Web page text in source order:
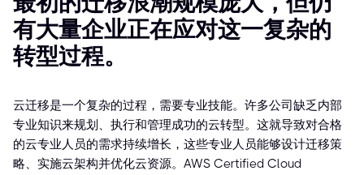
有大量企业正在应对这一复杂的
转型过程。
云迁移是一个复杂的过程，需要专业技能。许多公司缺乏内部
专业知识来规划、执行和管理成功的云转型。这就导致对合格
的云专业人员的需求持续增长，这些专业人员能够设计迁移策
略、实施云架构并优化云资源。AWS Certified Cloud